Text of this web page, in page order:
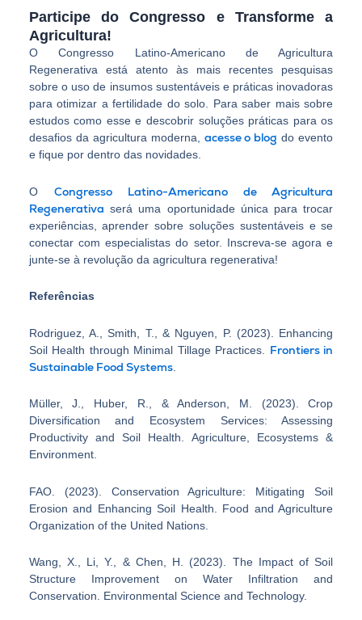
Participe do Congresso e Transforme a
Agricultura!
O Congresso Latino-Americano de Agricultura
Regenerativa está atento às mais recentes pesquisas
sobre o uso de insumos sustentáveis e práticas inovadoras
para otimizar a fertilidade do solo. Para saber mais sobre
estudos como esse e descobrir soluções práticas para os
desafios da agricultura moderna, acesse o blog do evento
e fique por dentro das novidades.
O Congresso Latino-Americano de Agricultura
Regenerativa será uma oportunidade única para trocar
experiências, aprender sobre soluções sustentáveis e se
conectar com especialistas do setor. Inscreva-se agora e
junte-se à revolução da agricultura regenerativa!
Referências
Rodriguez, A., Smith, T., & Nguyen, P. (2023). Enhancing
Soil Health through Minimal Tillage Practices. Frontiers in
Sustainable Food Systems.
Müller, J., Huber, R., & Anderson, M. (2023). Crop
Diversification and Ecosystem Services: Assessing
Productivity and Soil Health. Agriculture, Ecosystems &
Environment.
FAO. (2023). Conservation Agriculture: Mitigating Soil
Erosion and Enhancing Soil Health. Food and Agriculture
Organization of the United Nations.
Wang, X., Li, Y., & Chen, H. (2023). The Impact of Soil
Structure Improvement on Water Infiltration and
Conservation. Environmental Science and Technology.